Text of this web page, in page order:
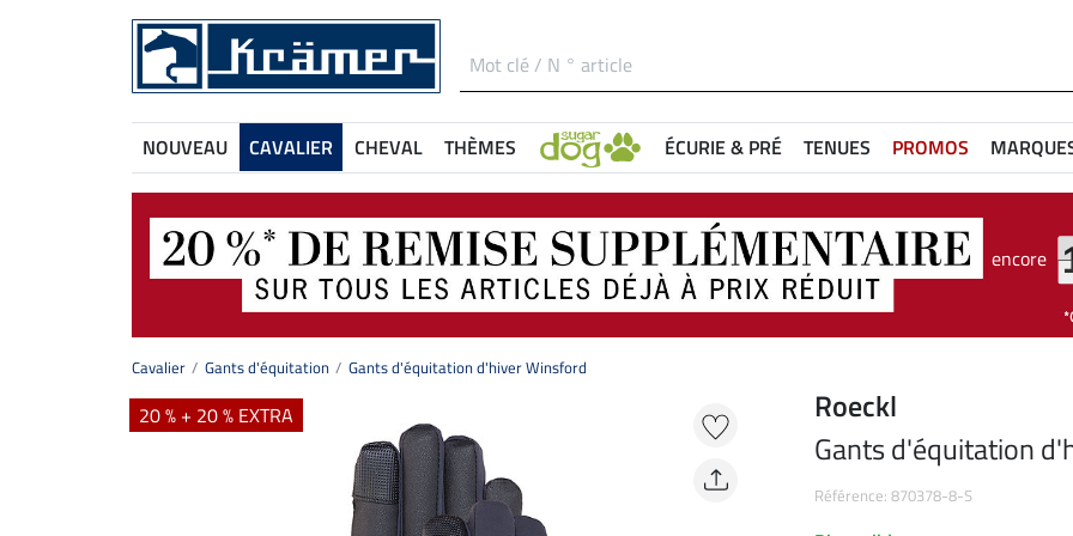
NOUVEAU CAVALIER CHEVAL THÈMES ÉCURIE & PRÉ TENUES PROMOS
encore
Cavalier Gants d'équitation Gants d'équitation d'hiver Winsford
20 % + 20 % EXTRA
Roeckl
Gants d'équitation
Référence: 870378-8-S